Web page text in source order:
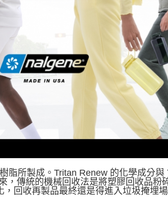
每筆NT$80，滿NT$490(含以上)免運
離島宅配
每筆NT$80，滿NT$490(含以上)免運費
付款後門市自取
免運費
脂所製成。Tritan Renew 的化學成分與
，傳統的機械回收法是將塑膠回收品粉
回收再製品最終還是得進入垃圾掩埋場